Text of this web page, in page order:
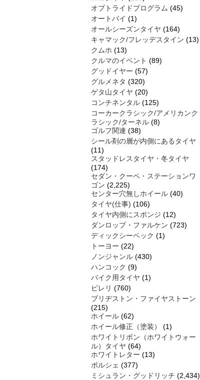
オプトライドプログラム (45)
オートバイ (1)
オールシーズンタイヤ (164)
キャマック/フレッデスタイン (13)
クムホ (13)
クルマのイベント (89)
グッドイヤー (57)
グルメネタ (320)
ゲタ山タイヤ (20)
コンチネンタル (125)
コーカークラシック/アメリカンク
ラシック/ターネル (8)
ゴルフ関連 (38)
シール剤の層が内側にあるタイヤ
(11)
スタッドレスタイヤ・冬タイヤ
(174)
セダン・クーペ・ステーションワ
ゴン (2,225)
センター穴無しホイール (40)
タイヤ(仕事) (106)
タイヤ内側にスポンジ (12)
ダンロップ・ファルケン (723)
ディックシーペック (1)
トーヨー (22)
ノンジャンル (430)
ハンコック (9)
バイク用タイヤ (1)
ピレリ (760)
ブリヂストン・ファイヤストーン
(215)
ホイール (62)
ホイール修正（塗装）
(1)
ホワイトリボン（ホワイトウォー
ル）タイヤ (64)
ホワイトレター (13)
ポルシェ (377)
ミシュラン・グッドリッチ (2,434)